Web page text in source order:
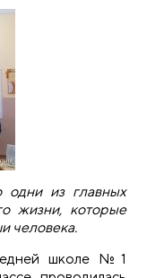
из главных
жизни, которые
человека.
школе №1